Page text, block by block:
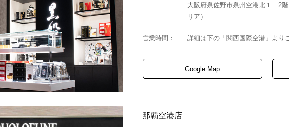
大阪府泉佐野市泉州空港北１ 2
リア）
営業時間： 詳細は下の「関西国際空港」より
Google Map
那覇空港店